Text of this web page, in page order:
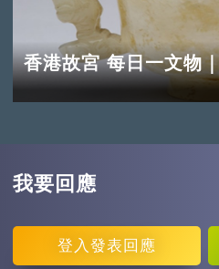
香港故宮 每日一文物
我要回應
登入 發表回應